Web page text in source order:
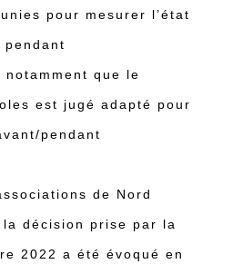
pour mesurer l’état
que le
est jugé adapté pour
pendant
de Nord
la décision prise par la
2022 a été évoqué en